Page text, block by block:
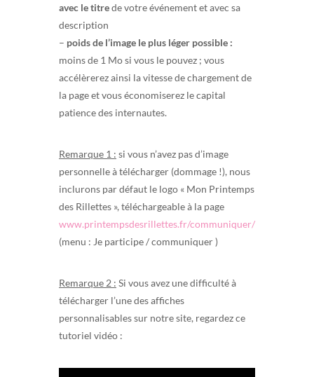
avec le titrede votre événement et avec sa
description
– poids de l’image le plus léger possible :
moins de 1 Mo si vous le pouvez ; vous
accélèrerez ainsi la vitesse de chargement de
la page et vous économiserez le capital
patience des internautes.
Remarque 1 : si vous n’avez pas d’image
personnelle à télécharger (dommage !), nous
inclurons par défaut le logo « Mon Printemps
des Rillettes », téléchargeable à la page
www.printempsdesrillettes.fr/communiquer/
(menu : Je participe / communiquer )
Remarque 2 : Si vous avez une difficulté à
télécharger l’une des affiches
personnalisables sur notre site, regardez ce
tutoriel vidéo :